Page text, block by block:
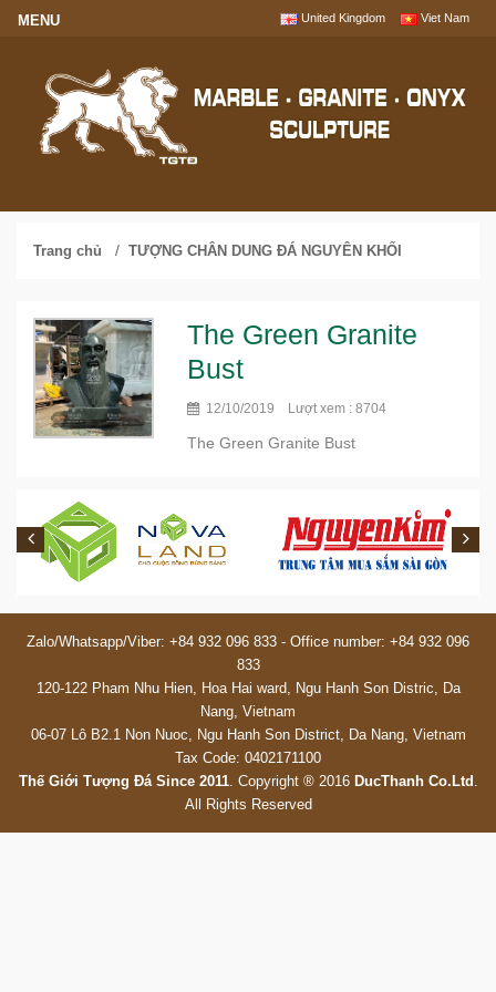
United Kingdom Viet Nam
Trang chủ / TƯỢNG CHÂN DUNG ĐÁ NGUYÊN KHỐI
The Green Granite
Bust
12/10/2019 Lượt xem : 8704
The Green Granite Bust
Zalo/Whatsapp/Viber: +84 932 096 833 - Office number: +84 932 096
833
120-122 Pham Nhu Hien, Hoa Hai ward, Ngu Hanh Son Distric, Da
Nang , Vietnam
06-07 Lô B2.1 Non Nuoc, Ngu Hanh Son District, Da Nang, Vietnam
Tax Code: 0402171100
Thế Giới Tượng Đá Since 2011. Copyright ® 2016 DucThanh Co.Ltd
All Rights Reserved